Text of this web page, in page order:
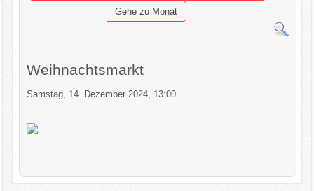
KONTAKT
Gehe zu Monat
Weihnachtsmarkt
Samstag, 14. Dezember 2024, 13:00